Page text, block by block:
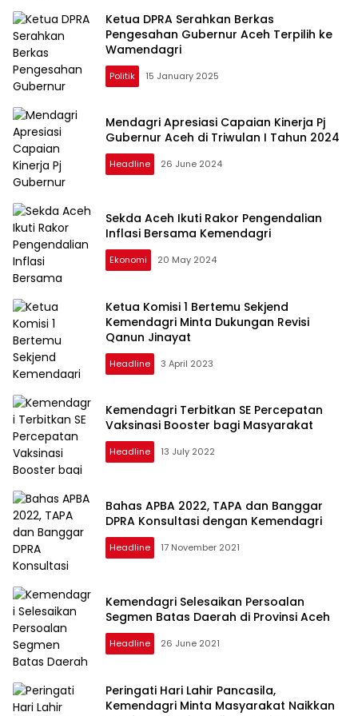
Ketua DPRA Serahkan Berkas
Pengesahan Gubernur Aceh Terpilih ke
Wamendagri
Politik 15 January 2025
Mendagri Apresiasi Capaian Kinerja Pj
Gubernur Aceh di Triwulan I Tahun 2024
Headline 26 June 2024
Sekda Aceh Ikuti Rakor Pengendalian
Inflasi Bersama Kemendagri
Ekonomi 20 May 2024
Ketua Komisi 1 Bertemu Sekjend
Kemendagri Minta Dukungan Revisi
Qanun Jinayat
Headline 3 April 2023
Kemendagri Terbitkan SE Percepatan
Vaksinasi Booster bagi Masyarakat
Headline 13 July 2022
Bahas APBA 2022, TAPA dan Banggar
DPRA Konsultasi dengan Kemendagri
Headline 17 November 2021
Kemendagri Selesaikan Persoalan
Segmen Batas Daerah di Provinsi Aceh
Headline 26 June 2021
Peringati Hari Lahir Pancasila,
Kemendagri Minta Masyarakat Naikkan